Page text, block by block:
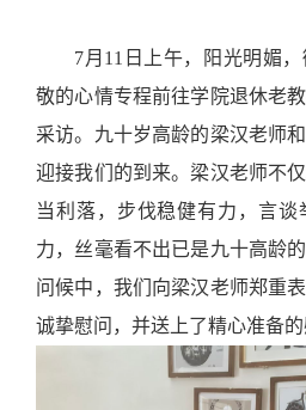
7月11日上午，阳光明媚
敬的心情专程前往学院退休老
采访。九十岁高龄的梁汉老师
迎接我们的到来。梁汉老师不
当利落，步伐稳健有力，言
力，丝毫看不出已是九十高龄
问候中，我们向梁汉老师郑重
诚挚慰问，并送上了精心准备的